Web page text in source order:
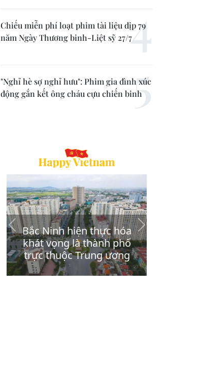
Chiếu miễn phí loạt phim tài liệu dịp 79
năm Ngày Thương binh-Liệt sỹ 27/7
"Nghỉ hè sợ nghỉ hưu": Phim gia đình xúc
động gắn kết ông cháu cựu chiến binh